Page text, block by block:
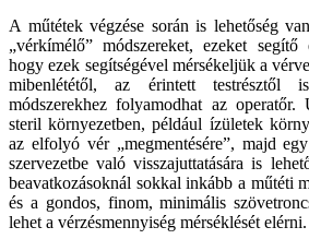
A műtétek végzése során is lehetőség
„vérkímélő” módszereket, ezeket segítő
hogy ezek segítségével mérsékeljük a
mibenlététől, az érintett
módszerekhez folyamodhat az operatőr.
steril környezetben, például ízületek
az elfolyó vér „megmentésére”, majd
szervezetbe való visszajuttatására is
beavatkozásoknál sokkal inkább a műtéti
és a gondos, finom, minimális
lehet a vérzésmennyiség mérséklését elérni.